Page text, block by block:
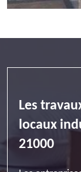
Les
locaux
21000